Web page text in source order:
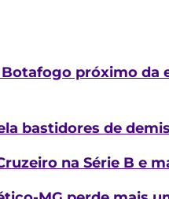
próximo
bastidores de
na Série B e